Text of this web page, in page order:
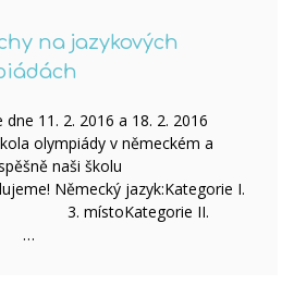
na jazykových
11. 2. 2016 a 18. 2. 2016
olympiády v německém a
naši školu
Německý jazyk:Kategorie I.
3. místoKategorie II.
…